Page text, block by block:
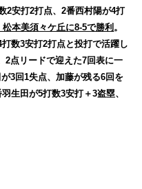
2安打2打点、2番西村陽が4打
本美須々ケ丘に8-5で勝利 。
数3安打2打点と投打で活躍し
2点リードで迎えた7回表に一
3回1失点、加藤が残る6回を
生田が5打数3安打＋3盗塁、